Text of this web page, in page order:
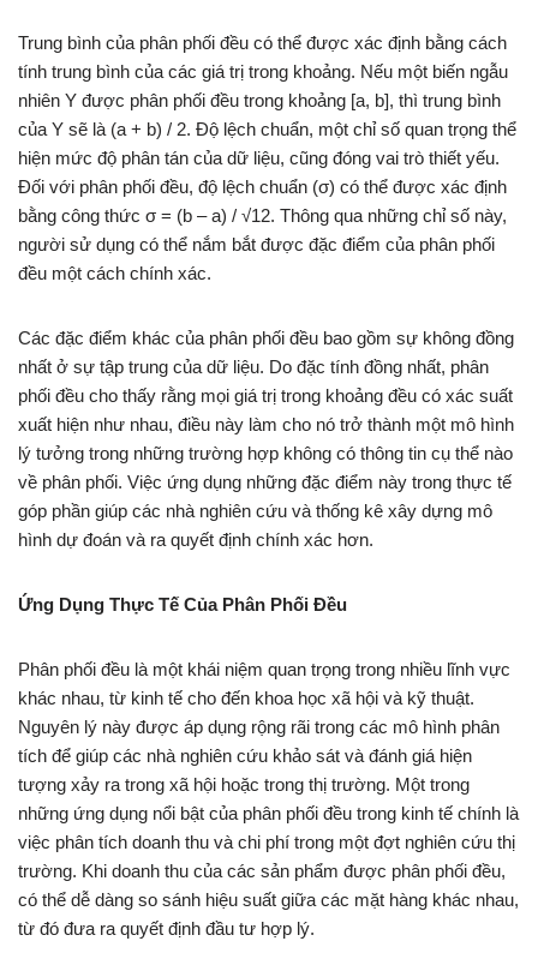
Trung bình của phân phối đều có thể được xác định bằng cách
tính trung bình của các giá trị trong khoảng. Nếu một biến ngẫu
nhiên Y được phân phối đều trong khoảng [a, b], thì trung bình
của Y sẽ là (a + b) / 2. Độ lệch chuẩn, một chỉ số quan trọng thể
hiện mức độ phân tán của dữ liệu, cũng đóng vai trò thiết yếu.
Đối với phân phối đều, độ lệch chuẩn (σ) có thể được xác định
bằng công thức σ = (b – a) / √12. Thông qua những chỉ số này,
người sử dụng có thể nắm bắt được đặc điểm của phân phối
đều một cách chính xác.
Các đặc điểm khác của phân phối đều bao gồm sự không đồng
nhất ở sự tập trung của dữ liệu. Do đặc tính đồng nhất, phân
phối đều cho thấy rằng mọi giá trị trong khoảng đều có xác suất
xuất hiện như nhau, điều này làm cho nó trở thành một mô hình
lý tưởng trong những trường hợp không có thông tin cụ thể nào
về phân phối. Việc ứng dụng những đặc điểm này trong thực tế
góp phần giúp các nhà nghiên cứu và thống kê xây dựng mô
hình dự đoán và ra quyết định chính xác hơn.
Ứng Dụng Thực Tế Của Phân Phối Đều
Phân phối đều là một khái niệm quan trọng trong nhiều lĩnh vực
khác nhau, từ kinh tế cho đến khoa học xã hội và kỹ thuật.
Nguyên lý này được áp dụng rộng rãi trong các mô hình phân
tích để giúp các nhà nghiên cứu khảo sát và đánh giá hiện
tượng xảy ra trong xã hội hoặc trong thị trường. Một trong
những ứng dụng nổi bật của phân phối đều trong kinh tế chính là
việc phân tích doanh thu và chi phí trong một đợt nghiên cứu thị
trường. Khi doanh thu của các sản phẩm được phân phối đều,
có thể dễ dàng so sánh hiệu suất giữa các mặt hàng khác nhau,
từ đó đưa ra quyết định đầu tư hợp lý.